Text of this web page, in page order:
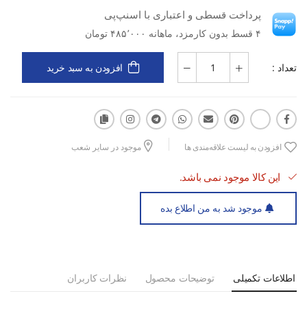
:
مناسب دویدن، تمرین و فیتنس
قالب استاندارد با فیت راحت
پرداخت قسطی و اعتباری با اسنپ‌پی
۴ قسط بدون کارمزد، ماهانه ۴۸۵٬۰۰۰ تومان
تعداد : افزودن به سبد خرید
افزودن به لیست علاقه‌مندی ها موجود در سایر شعب
این کالا موجود نمی باشد.
موجود شد به من اطلاع بده
اطلاعات تکمیلی توضیحات محصول نظرات کاربران